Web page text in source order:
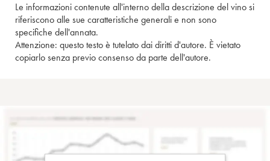
Le informazioni contenute all'interno della descrizione del vino si
riferiscono alle sue caratteristiche generali e non sono
specifiche dell'annata.
Attenzione: questo testo è tutelato dai diritti d'autore. È vietato
copiarlo senza previo consenso da parte dell'autore.